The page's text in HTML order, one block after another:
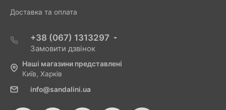
Доставка та оплата
+38 (067) 1313297
Замовити дзвінок
Наші магазини представлені
Київ, Харків
info@sandalini.ua